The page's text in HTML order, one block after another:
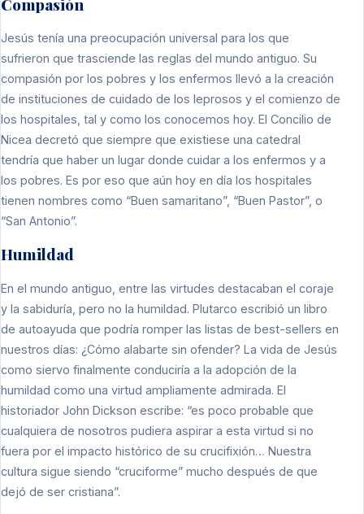
Compasión
Jesús tenía una preocupación universal para los que
sufrieron que trasciende las reglas del mundo antiguo. Su
compasión por los pobres y los enfermos llevó a la creación
de instituciones de cuidado de los leprosos y el comienzo de
los hospitales, tal y como los conocemos hoy. El Concilio de
Nicea decretó que siempre que existiese una catedral
tendría que haber un lugar donde cuidar a los enfermos y a
los pobres. Es por eso que aún hoy en día los hospitales
tienen nombres como “Buen samaritano”, “Buen Pastor”, o
“San Antonio”.
Humildad
En el mundo antiguo, entre las virtudes destacaban el coraje
y la sabiduría, pero no la humildad. Plutarco escribió un libro
de autoayuda que podría romper las listas de best-sellers en
nuestros días: ¿Cómo alabarte sin ofender? La vida de Jesús
como siervo finalmente conduciría a la adopción de la
humildad como una virtud ampliamente admirada. El
historiador John Dickson escribe: “es poco probable que
cualquiera de nosotros pudiera aspirar a esta virtud si no
fuera por el impacto histórico de su crucifixión… Nuestra
cultura sigue siendo “cruciforme” mucho después de que
dejó de ser cristiana”.